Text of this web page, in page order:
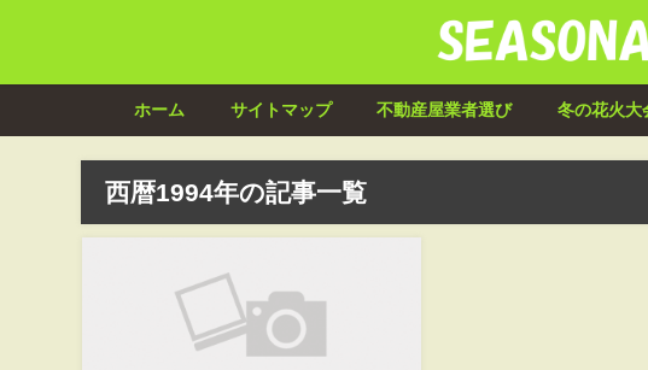
ホーム サイトマップ 不動産屋業者選び 冬の花火大
西暦1994年の記事一覧